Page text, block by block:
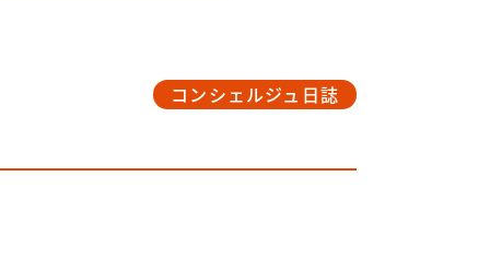
コンシェルジュ日誌